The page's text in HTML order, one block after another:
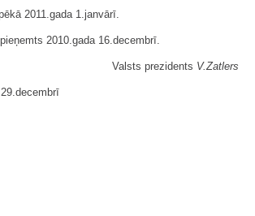
2011.gada 1.janvārī.
2010.gada 16.decembrī.
Valsts prezidents V.Zatlers